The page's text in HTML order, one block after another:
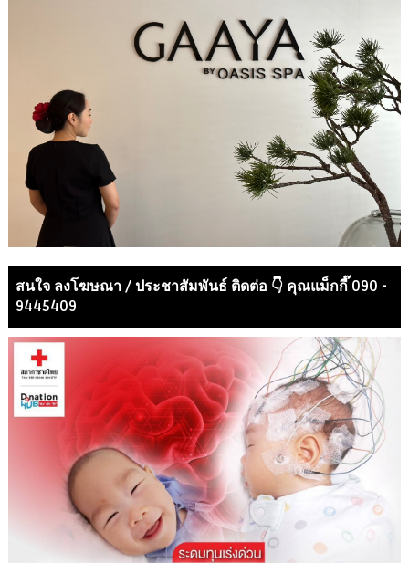
สนใจ ลงโฆษณา / ประชาสัมพันธ์ ติดต่อ 👇 คุณแม็กกี๊ 090 -
9445409